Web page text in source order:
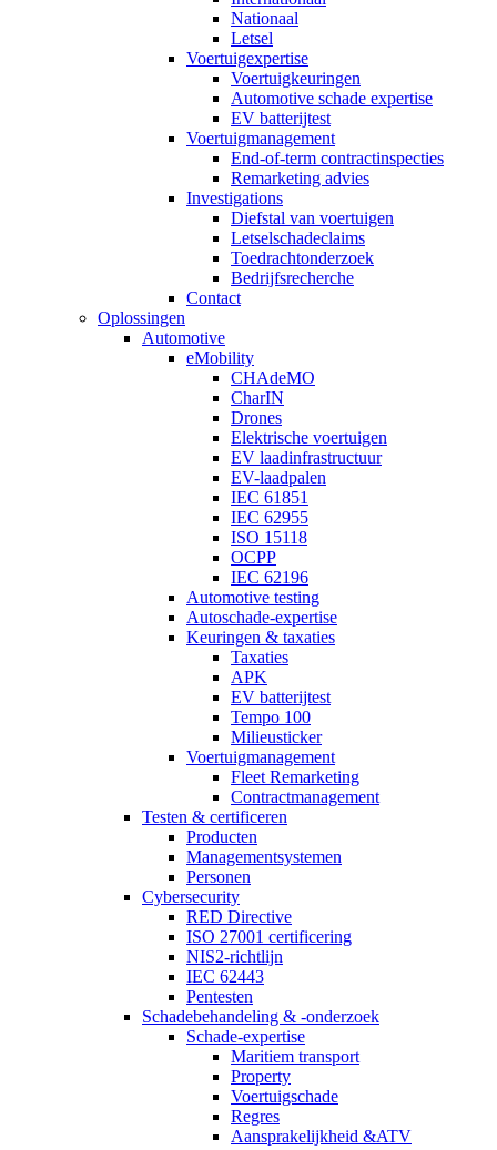
Nationaal
Letsel
Voertuigexpertise
Voertuigkeuringen
Automotive schade expertise
EV batterijtest
Voertuigmanagement
End-of-term contractinspecties
Remarketing advies
Investigations
Diefstal van voertuigen
Letselschadeclaims
Toedrachtonderzoek
Bedrijfsrecherche
Contact
Oplossingen
Automotive
eMobility
CHAdeMO
CharIN
Drones
Elektrische voertuigen
EV laadinfrastructuur
EV-laadpalen
IEC 61851
IEC 62955
ISO 15118
OCPP
IEC 62196
Automotive testing
Autoschade-expertise
Keuringen & taxaties
Taxaties
APK
EV batterijtest
Tempo 100
Milieusticker
Voertuigmanagement
Fleet Remarketing
Contractmanagement
Testen & certificeren
Producten
Managementsystemen
Personen
Cybersecurity
RED Directive
ISO 27001 certificering
NIS2-richtlijn
IEC 62443
Pentesten
Schadebehandeling & -onderzoek
Schade-expertise
Maritiem transport
Property
Voertuigschade
Regres
Aansprakelijkheid &ATV